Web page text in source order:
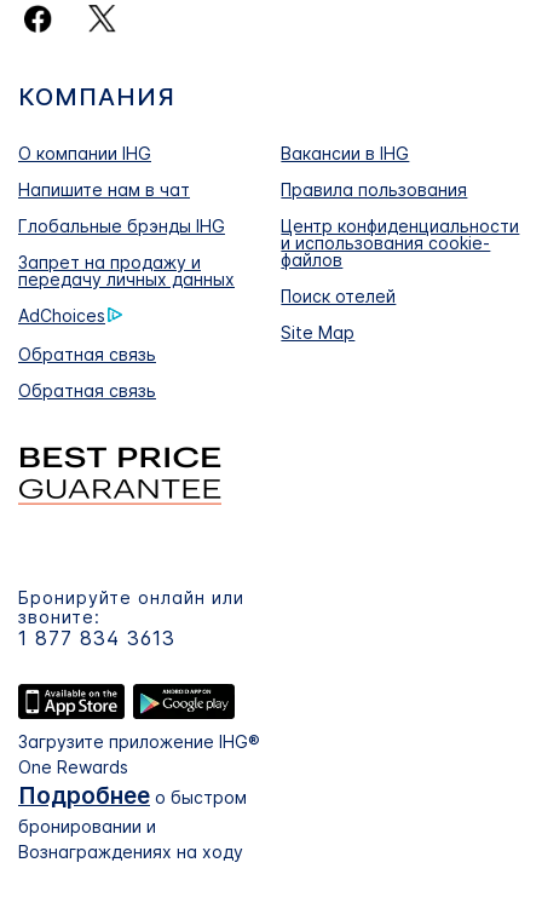
КОМПАНИЯ
О компании IHG
Вакансии в IHG
Напишите нам в чат
Правила пользования
Глобальные брэнды IHG
Центр конфиденциальности
и использования cookie-
файлов
Запрет на продажу и
передачу личных данных
Поиск отелей
AdChoices
Site Map
Обратная связь
Обратная связь
Бронируйте онлайн или
звоните:
1 877 834 3613
Загрузите приложение IHG®
One Rewards
Подробнее о быстром
бронировании и
Вознаграждениях на ходу